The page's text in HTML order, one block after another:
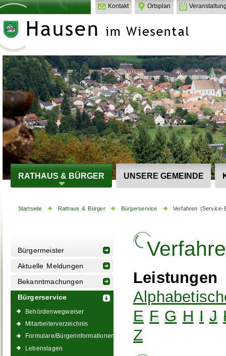
Kontakt Ortsplan
RATHAUS & BÜRGER UNSERE GEMEINDE
Startseite Rathaus & Bürger Bürgerservice Verfahren (Service-
Bürgermeister
Aktuelle Meldungen
Bekanntmachungen
Bürgerservice
Behördenwegweiser
Mitarbeiterverzeichnis
Formulare/Bürgerinformationen
Lebenslagen
Leistungen
E F G H I J
Z